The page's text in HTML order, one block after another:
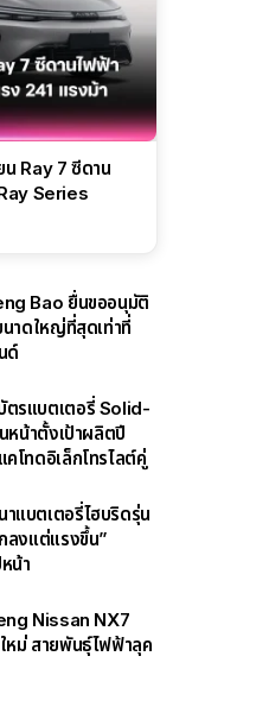
น Ray 7 ซีดาน
Series
Bao ยื่นขออนุมัติ
าดใหญ่ที่สุดเท่าที่
ด์
ตรแบตเตอรี่ Solid-
หน้าตั้งเป้าผลิตปี
โทดอิเล็กโทรไลต์คู่
แบตเตอรี่ไฮบริดรุ่น
ลงแต่แรงขึ้น”
น้า
Nissan NX7
หม่ สายพันธุ์ไฟฟ้าลุค